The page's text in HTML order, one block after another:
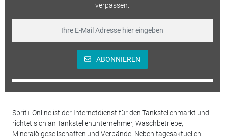
verpassen.
ABONNIEREN
Sprit+ Online ist der Internetdienst für den Tankstellenmarkt und
richtet sich an Tankstellenunternehmer, Waschbetriebe,
Mineralölgesellschaften und Verbände. Neben tagesaktuellen